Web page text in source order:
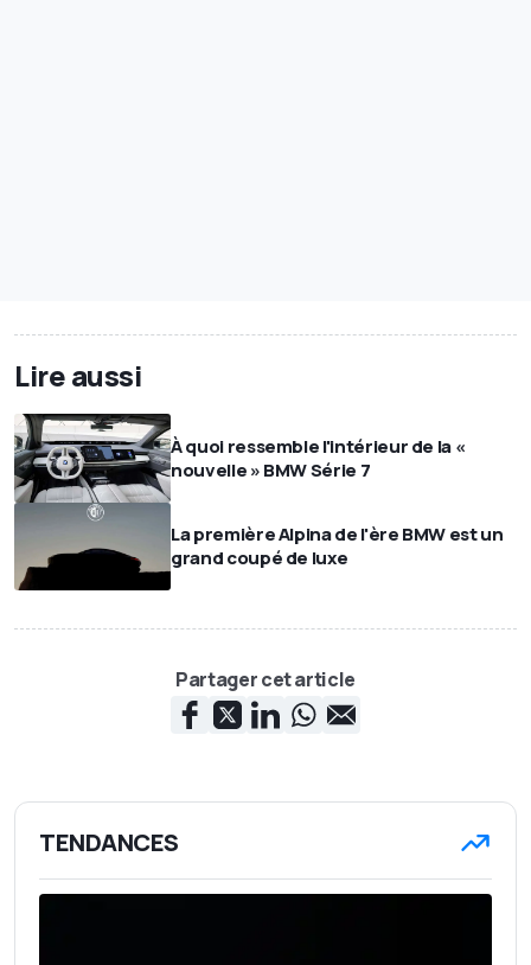
Lire aussi
À quoi ressemble l'intérieur de la «
nouvelle » BMW Série 7
La première Alpina de l'ère BMW est un
grand coupé de luxe
Partager cet article
TENDANCES